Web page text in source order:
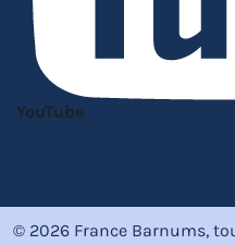
YouTube
© 2026 France Barnums,